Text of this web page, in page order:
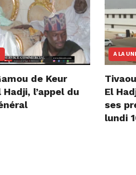
de Keur
Hadji, l’appel du
A LA
El
ses
lundi